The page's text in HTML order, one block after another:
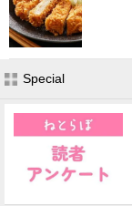
Special